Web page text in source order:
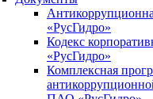
«РусГидро»
Кодекс
«РусГидро»
Комплексная